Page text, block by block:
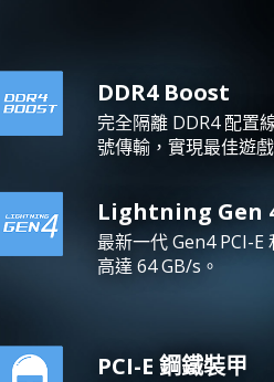
DDR4 Boost
完全隔離 DDR4 配置
號傳輸，實現最佳遊
Lightning Gen
最新一代 Gen4 PCI-E
高達 64 GB/s。
PCI-E 鋼鐵裝甲